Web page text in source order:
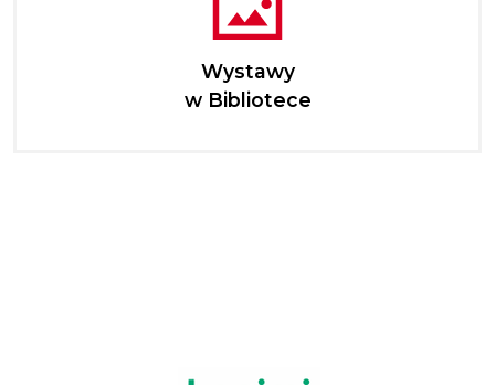
Wystawy
w Bibliotece